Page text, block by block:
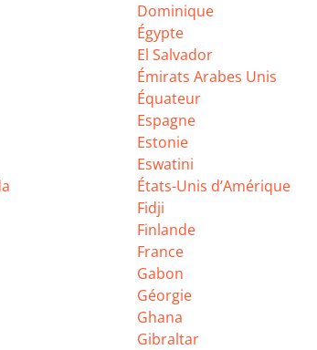
Dominique
Égypte
El Salvador
Émirats Arabes Unis
Équateur
Espagne
Estonie
Eswatini
États-Unis d’Amérique
Fidji
Finlande
France
Gabon
Géorgie
Ghana
Gibraltar